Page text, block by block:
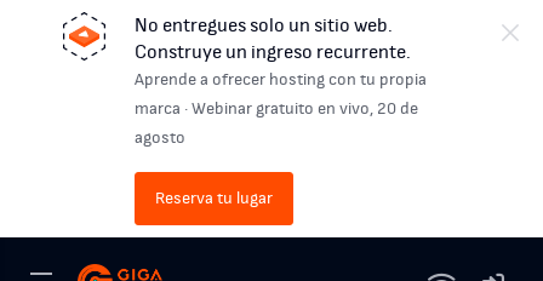
No entregues solo un sitio web.
Construye un ingreso recurrente.
Aprende a ofrecer hosting con tu propia
marca · Webinar gratuito en vivo, 20 de
agosto
Reserva tu lugar